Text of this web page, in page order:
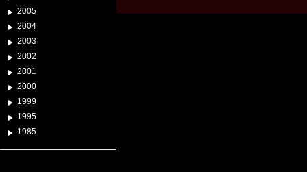
2005
2004
2003
2002
2001
2000
1999
1995
1985